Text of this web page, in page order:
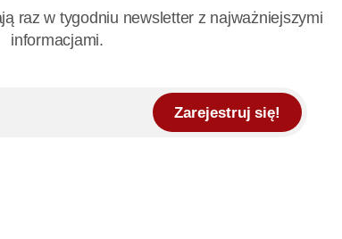
raz w tygodniu newsletter z najważniejszymi
informacjami.
Zarejestruj się!